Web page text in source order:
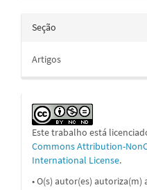
Seção
Artigos
Este trabalho está
Commons Attribution-
International License.
• O(s) autor(es)